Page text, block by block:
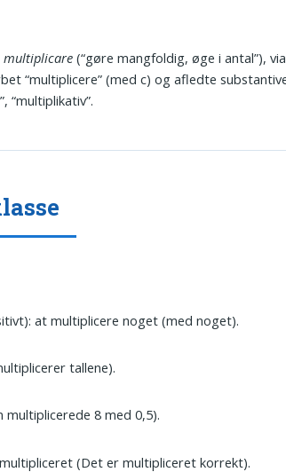
multiplicare (“gøre mangfoldig, øge i antal”),
“multiplicere” (med c) og afledte
“multiplikativ”.
at multiplicere noget (med noget).
tallene).
multiplicerede 8 med 0,5).
multipliceret (Det er multipliceret korrekt).